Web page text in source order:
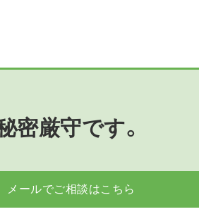
密厳守です。
メールでご相談はこちら